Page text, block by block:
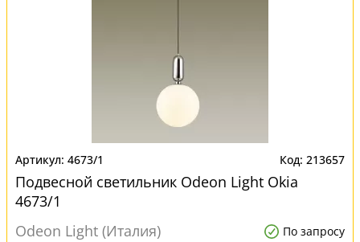
4673/1 213657
Подвесной светильник Odeon Light Okia
4673/1
Odeon Light (Италия)
По запросу